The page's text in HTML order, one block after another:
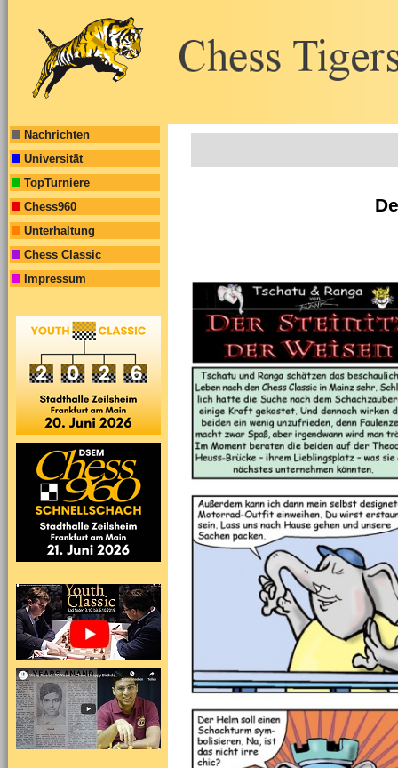
Nachrichten
Universität
TopTurniere
Chess960
Unterhaltung
Chess Classic
Impressum